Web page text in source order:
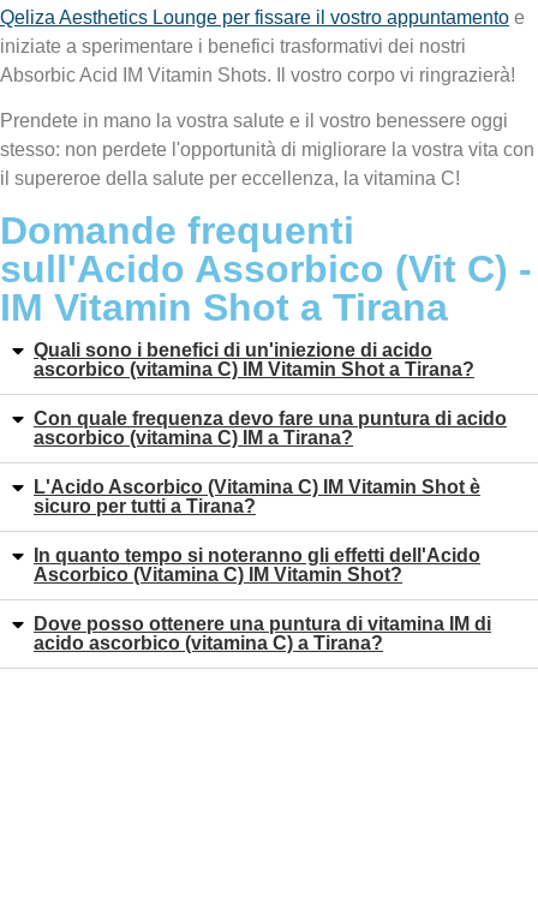
Qeliza Aesthetics Lounge per fissare il vostro appuntamento e
iniziate a sperimentare i benefici trasformativi dei nostri
Absorbic Acid IM Vitamin Shots. Il vostro corpo vi ringrazierà!
Prendete in mano la vostra salute e il vostro benessere oggi
stesso: non perdete l'opportunità di migliorare la vostra vita con
il supereroe della salute per eccellenza, la vitamina C!
Domande frequenti
sull'Acido Assorbico (Vit C) -
IM Vitamin Shot a Tirana
Quali sono i benefici di un'iniezione di acido
ascorbico (vitamina C) IM Vitamin Shot a Tirana?
Con quale frequenza devo fare una puntura di acido
ascorbico (vitamina C) IM a Tirana?
L'Acido Ascorbico (Vitamina C) IM Vitamin Shot è
sicuro per tutti a Tirana?
In quanto tempo si noteranno gli effetti dell'Acido
Ascorbico (Vitamina C) IM Vitamin Shot?
Dove posso ottenere una puntura di vitamina IM di
acido ascorbico (vitamina C) a Tirana?